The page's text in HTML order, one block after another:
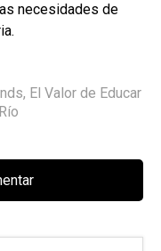
necesidades de
, El Valor de Educar